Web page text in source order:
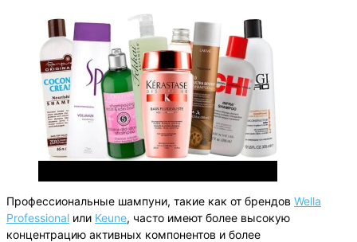
Профессиональные шампуни, такие как от брендов Wella
Professional или Keune, часто имеют более высокую
концентрацию активных компонентов и более